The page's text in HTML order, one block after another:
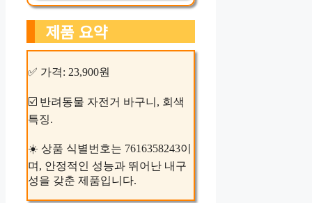
제품 요약
✅ 가격: 23,900원
☑️ 반려동물 자전거 바구니, 회색
특징.
☀️ 상품 식별번호는 7616358243이
며, 안정적인 성능과 뛰어난 내구
성을 갖춘 제품입니다.